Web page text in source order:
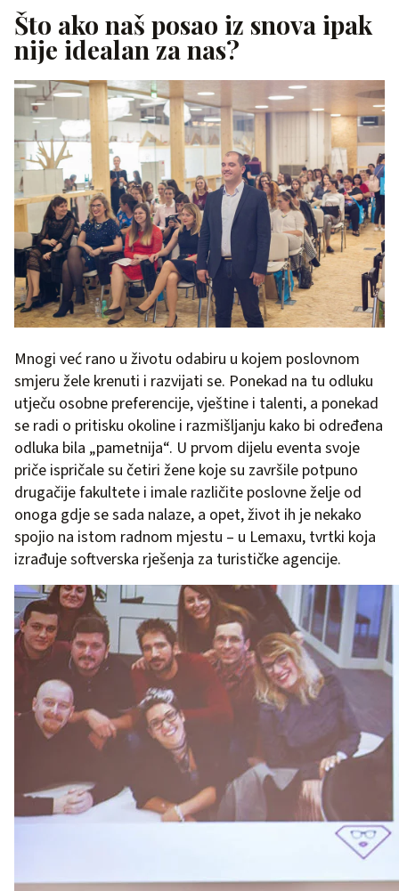
Što ako naš posao iz snova ipak
nije idealan za nas?
Mnogi već rano u životu odabiru u kojem poslovnom
smjeru žele krenuti i razvijati se. Ponekad na tu odluku
utječu osobne preferencije, vještine i talenti, a ponekad
se radi o pritisku okoline i razmišljanju kako bi određena
odluka bila „pametnija“. U prvom dijelu eventa svoje
priče ispričale su četiri žene koje su završile potpuno
drugačije fakultete i imale različite poslovne želje od
onoga gdje se sada nalaze, a opet, život ih je nekako
spojio na istom radnom mjestu – u Lemaxu, tvrtki koja
izrađuje softverska rješenja za turističke agencije.